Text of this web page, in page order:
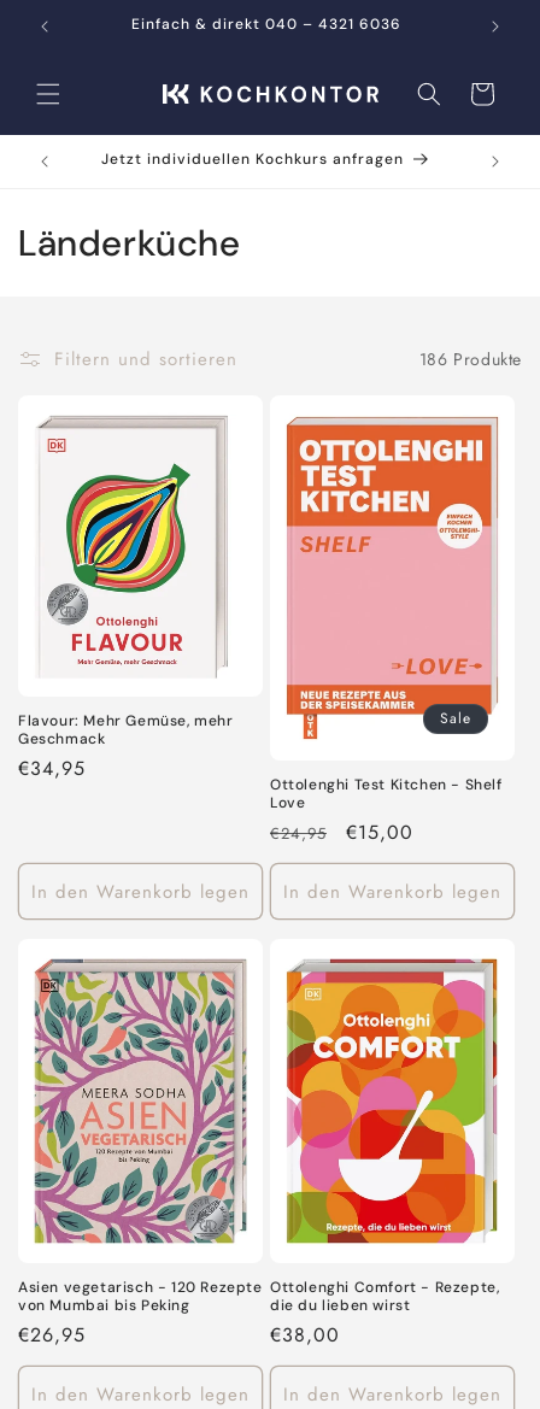
zum
Einfach & direkt 040 – 4321 6036
Warenkorb
Jetzt individuellen Kochkurs anfragen
K
e
g
Länderküche
Filtern und sortieren 186 Produkte
Flavour: Mehr Gemüse, mehr
Geschmack
Normaler
€34,95
In den Warenkorb legen
Sale
Ottolenghi Test Kitchen - Shelf
Love
Normaler
Preis
€24,95 Verkaufspreis
€15,00
In den Warenkorb legen
Asien vegetarisch - 120 Rezepte
von Mumbai bis Peking
Normaler
Preis
€26,95
In den Warenkorb legen
Ottolenghi Comfort - Rezepte,
die du lieben wirst
Normaler
Preis
€38,00
In den Warenkorb legen